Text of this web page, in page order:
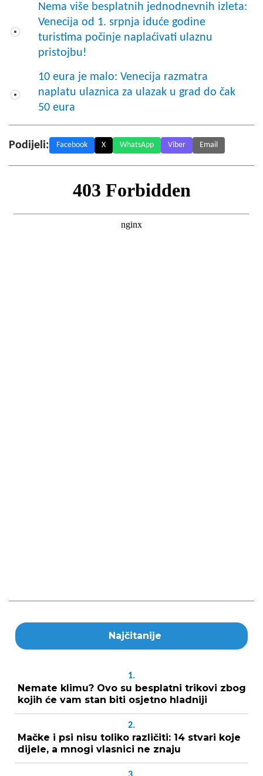
Nema više besplatnih jednodnevnih izleta:
Venecija od 1. srpnja iduće godine
turistima počinje naplaćivati ulaznu
pristojbu!
10 eura je malo: Venecija razmatra
naplatu ulaznica za ulazak u grad do čak
50 eura
Podijeli: Facebook X WhatsApp Viber Email
Najčitanije
1.
Nemate klimu? Ovo su besplatni trikovi zbog
kojih će vam stan biti osjetno hladniji
2.
Mačke i psi nisu toliko različiti: 14 stvari koje
dijele, a mnogi vlasnici ne znaju